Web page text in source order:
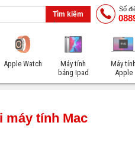
Số
Apple Watch
Máy tính
bảng Ipad
Máy tính
Apple
máy tính Mac